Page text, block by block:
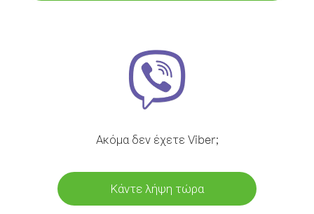
Ακόμα δεν έχετε Viber;
Κάντε λήψη τώρα